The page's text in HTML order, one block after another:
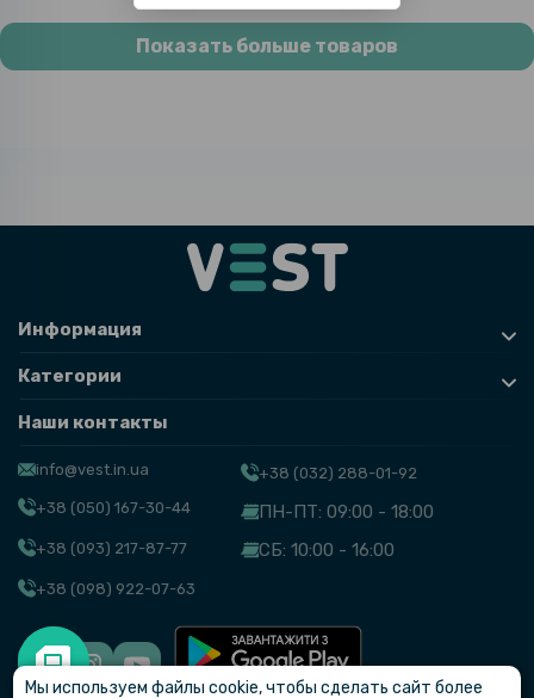
Показать больше товаров
Информация
Категории
Наши контакты
info@vest.in.ua
+38 (050) 167-30-44
+38 (093) 217-87-77
+38 (098) 922-07-63
+38 (032) 288-01-92
ПН-ПТ: 09:00 - 18:00
СБ: 10:00 - 16:00
Мы используем файлы cookie, чтобы сделать сайт более